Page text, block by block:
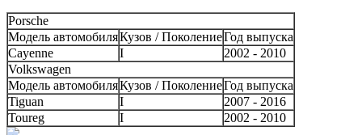
Porsche
Модель автомобиляКузов / ПоколениеГод выпуска
Cayenne
I
2002 - 2010
Volkswagen
Модель автомобиляКузов / ПоколениеГод выпуска
Tiguan
I
2007 - 2016
Toureg
I 2002 - 2010